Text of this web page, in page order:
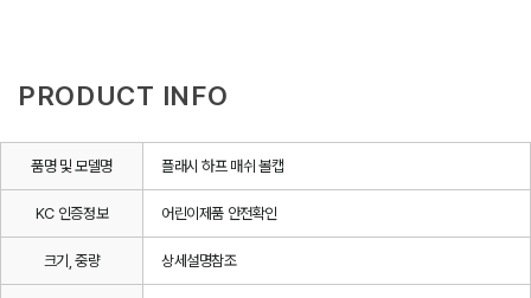
PRODUCT INFO
품명 및 모델명 플래시 하프 매쉬 볼캡
KC 인증정보 어린이제품 안전확인
크기, 중량 상세설명참조